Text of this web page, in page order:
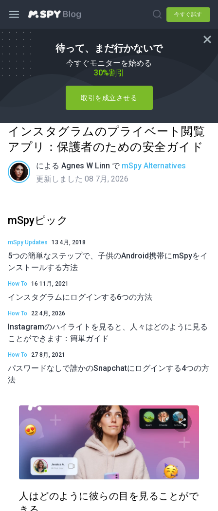
今すぐ試す
待って、まだ行かないで
今すぐモニターを始める
30%割引
取引を成立させる
インスタグラムのプライベート閲覧
アプリ：保護者のための安全ガイド
による Agnes W Linn で mSpy Alternatives
更新しました 08 7月, 2026
mSpyピック
mSpy Updates 13 4月, 2018
5つの簡単なステップで、子供のAndroid携帯にmSpyをイ
ンストールする方法
How To 16 11月, 2021
インスタグラムにログインする6つの方法
How To 22 4月, 2026
Instagramのハイライトを見ると、人々はどのように見る
ことができます：簡単ガイド
How To 27 8月, 2021
パスワードなしで誰かのSnapchatにログインする4つの方
法
この記
人はどのように彼らの目を見ることがで